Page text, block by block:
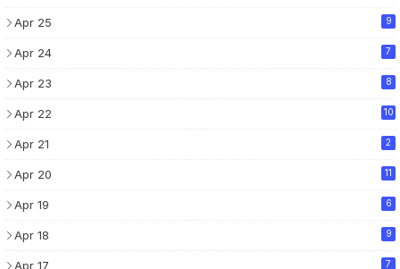
Apr 25 9
Apr 24 7
Apr 23 8
Apr 22 10
Apr 21 2
Apr 20 11
Apr 19 6
Apr 18 9
Apr 17 7